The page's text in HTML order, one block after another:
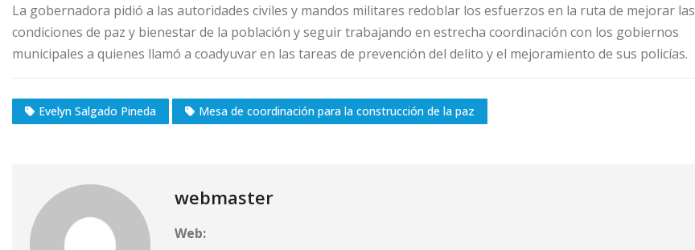
La gobernadora pidió a las autoridades civiles y mandos militares redoblar los esfuerzos en la ruta de mejorar las
condiciones de paz y bienestar de la población y seguir trabajando en estrecha coordinación con los gobiernos
municipales a quienes llamó a coadyuvar en las tareas de prevención del delito y el mejoramiento de sus policías.
Evelyn Salgado Pineda Mesa de coordinación para la construcción de la paz
webmaster
Web: